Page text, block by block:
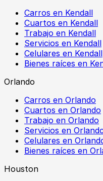
Carros en Kendall
Cuartos en Kendall
Trabajo en Kendall
Servicios en Kendall
Celulares en Kendall
Bienes raíces en
Orlando
Carros en Orlando
Cuartos en Orlando
Trabajo en Orlando
Servicios en
Celulares en
Bienes raíces en
Houston